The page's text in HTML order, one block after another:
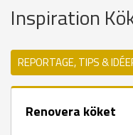
Inspiration
REPORTAGE, TIPS &
Renovera köket